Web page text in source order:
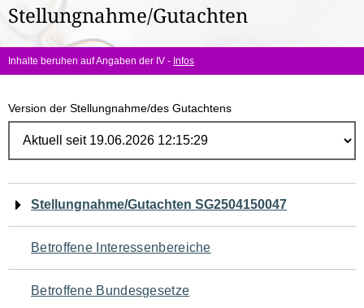
hier:
Stellungnahme/Gutachten
Inhalte beruhen auf Angaben der IV - Infos
Version der Stellungnahme/des Gutachtens
Navigation
für
den
Seiteninhalt
Stellungnahme/Gutachten SG2504150047
Betroffene Interessenbereiche
Betroffene Bundesgesetze